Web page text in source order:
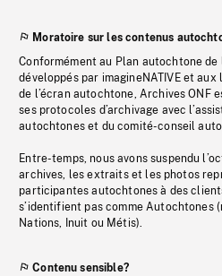
Moratoire sur les contenus
Conformément au Plan autochtone de
développés par imagineNATIVE et
de l’écran autochtone, Archives ONF
ses protocoles d’archivage avec
autochtones et du comité-conseil
Entre-temps, nous avons suspendu
archives, les extraits et les photos
participantes autochtones à des
s’identifient pas comme Autochtones
Nations, Inuit ou Métis).
Contenu sensible?